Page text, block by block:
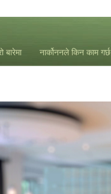
बारेमा नार्कोननले किन काम गर्छ